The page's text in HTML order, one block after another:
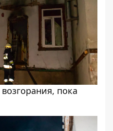
пока